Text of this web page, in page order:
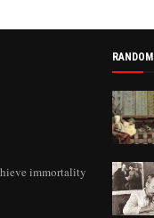
immortality